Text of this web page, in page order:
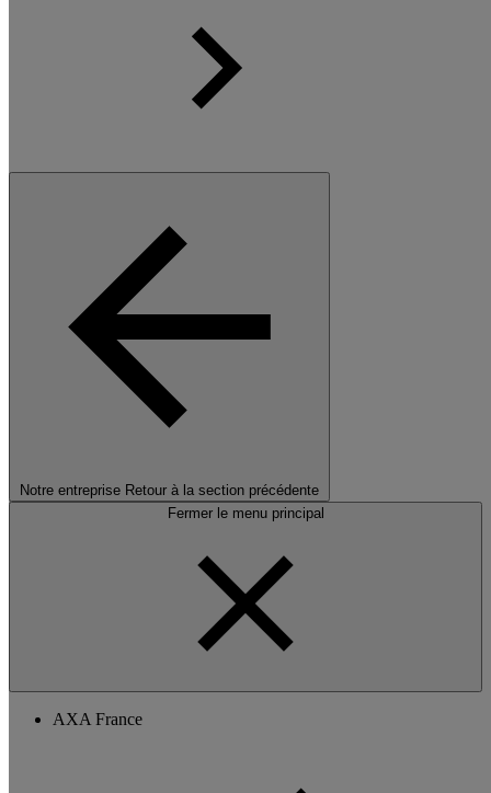
Notre entreprise Retour à la section précédente
Fermer le menu principal
AXA France